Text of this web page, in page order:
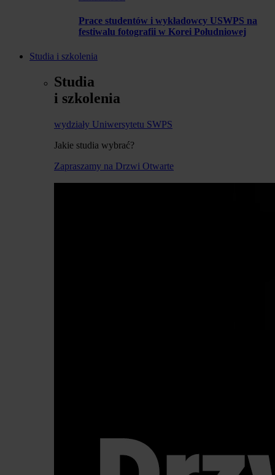
Prace studentów i wykładowcy USWPS na
festiwalu fotografii w Korei Południowej
Studia i szkolenia
Studia
i szkolenia
wydziały Uniwersytetu SWPS
Jakie studia wybrać?
Zapraszamy na Drzwi Otwarte